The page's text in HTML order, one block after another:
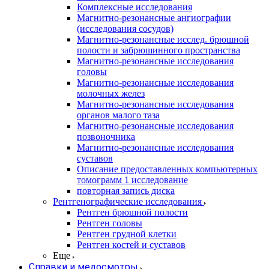
Комплексные исследования
Магнитно-резонансные ангиографии
(исследования сосудов)
Магнитно-резонансные исслед. брюшной
полости и забрюшинного пространства
Магнитно-резонансные исследования
головы
Магнитно-резонансные исследования
молочных желез
Магнитно-резонансные исследования
органов малого таза
Магнитно-резонансные исследования
позвоночника
Магнитно-резонансные исследования
суставов
Описание предоставленных компьютерных
томограмм 1 исследование
повторная запись диска
Рентгенографические исследования
Рентген брюшной полости
Рентген головы
Рентген грудной клетки
Рентген костей и суставов
Еще